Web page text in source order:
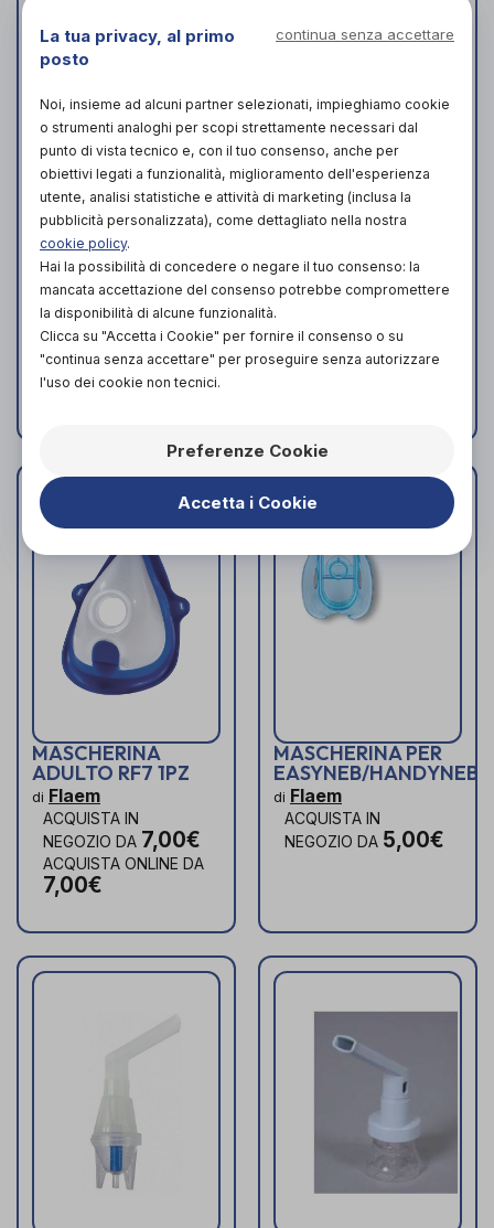
MASCHERA
AEROSOL BB RIC
FLAEM
Flaem
ACQUISTA IN
NEGOZIO DA7,00€
ACQUISTA ONLINE DA
MASCHERA
AEROSOL PED
472010
Healthcare
ACQUISTA IN
MASCHERINA
ADULTO RF7 1PZ
di Flaem
ACQUISTA IN
NEGOZIO DA 7,00€
ACQUISTA ONLINE DA
7,00€
MASCHERINA PER
EASYNEB/HANDYNEB
di Flaem
ACQUISTA IN
NEGOZIO DA 5,00€
La tua privacy, al primo
posto
continua senza accettare
Noi, insieme ad alcuni partner selezionati, impieghiamo cookie
o strumenti analoghi per scopi strettamente necessari dal
punto di vista tecnico e, con il tuo consenso, anche per
obiettivi legati a funzionalità, miglioramento dell'esperienza
utente, analisi statistiche e attività di marketing (inclusa la
pubblicità personalizzata), come dettagliato nella nostra
cookie policy.
Hai la possibilità di concedere o negare il tuo consenso: la
mancata accettazione del consenso potrebbe compromettere
la disponibilità di alcune funzionalità.
Clicca su "Accetta i Cookie" per fornire il consenso o su
"continua senza accettare" per proseguire senza autorizzare
l'uso dei cookie non tecnici.
Preferenze Cookie
Accetta i Cookie